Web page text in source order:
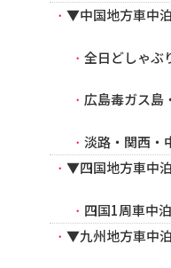
▼中国地方車中
全日どしゃぶ
広島毒ガス島
淡路・関西・
▼四国地方車中
四国1周車中
▼九州地方車中